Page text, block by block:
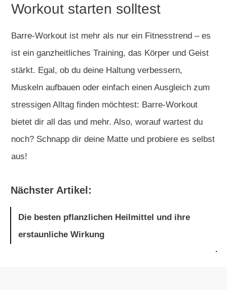
Workout starten solltest
Barre-Workout ist mehr als nur ein Fitnesstrend – es
ist ein ganzheitliches Training, das Körper und Geist
stärkt. Egal, ob du deine Haltung verbessern,
Muskeln aufbauen oder einfach einen Ausgleich zum
stressigen Alltag finden möchtest: Barre-Workout
bietet dir all das und mehr. Also, worauf wartest du
noch? Schnapp dir deine Matte und probiere es selbst
aus!
Nächster Artikel:
Die besten pflanzlichen Heilmittel und ihre
erstaunliche Wirkung